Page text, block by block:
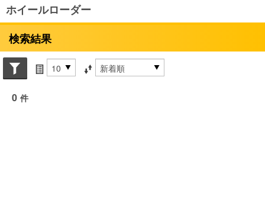
ホイールローダー
検索結果
Search conditions
件数 並び替え条件
0 件